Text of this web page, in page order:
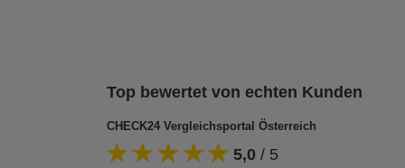
Top bewertet von echten Kunden
CHECK24 Vergleichsportal Österreich
5,0 / 5